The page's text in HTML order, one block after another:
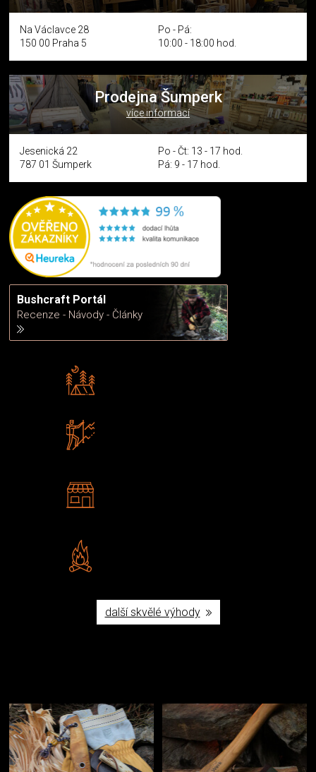
Na Václavce 28
150 00 Praha 5
Po - Pá:
10:00 - 18:00 hod.
Prodejna Šumperk
více informací
Jesenická 22
787 01 Šumperk
Po - Čt: 13 - 17 hod.
Pá: 9 - 17 hod.
Bushcraft Portál
Recenze - Návody - Články
další skvělé výhody